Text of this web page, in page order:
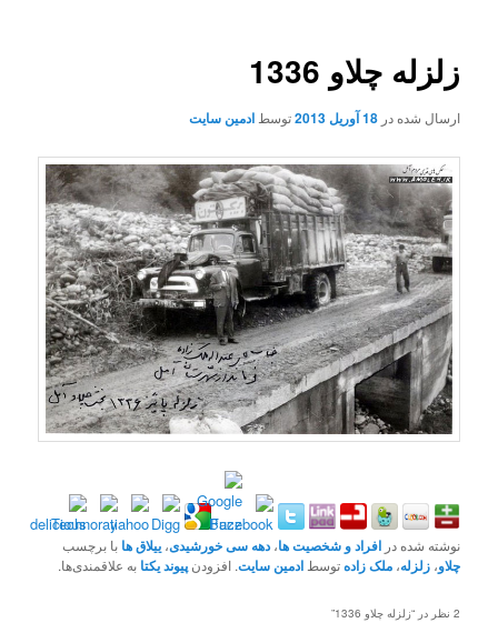
زلزله چلاو 1336
ارسال شده در18 آوریل 2013 توسطادمین سایت
نوشته شده درافراد و شخصیت ها،دهه سی خورشیدی،ییلاق ها با برچسب
چلاو،زلزله،ملک زادهتوسطادمین سایت. افزودنپیوند یکتا به علاقمندی‌ها.
2 نظر در “ زلزله چلاو 1336 ”